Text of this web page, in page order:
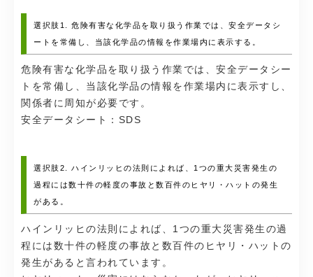
選択肢1. 危険有害な化学品を取り扱う作業では、安全データシ
ートを常備し、当該化学品の情報を作業場内に表示する。
危険有害な化学品を取り扱う作業では、安全データシー
トを常備し、当該化学品の情報を作業場内に表示すし、
関係者に周知が必要です。
安全データシート：SDS
選択肢2. ハインリッヒの法則によれば、1つの重大災害発生の
過程には数十件の軽度の事故と数百件のヒヤリ・ハットの発生
がある。
ハインリッヒの法則によれば、1つの重大災害発生の過
程には数十件の軽度の事故と数百件のヒヤリ・ハットの
発生があると言われています。